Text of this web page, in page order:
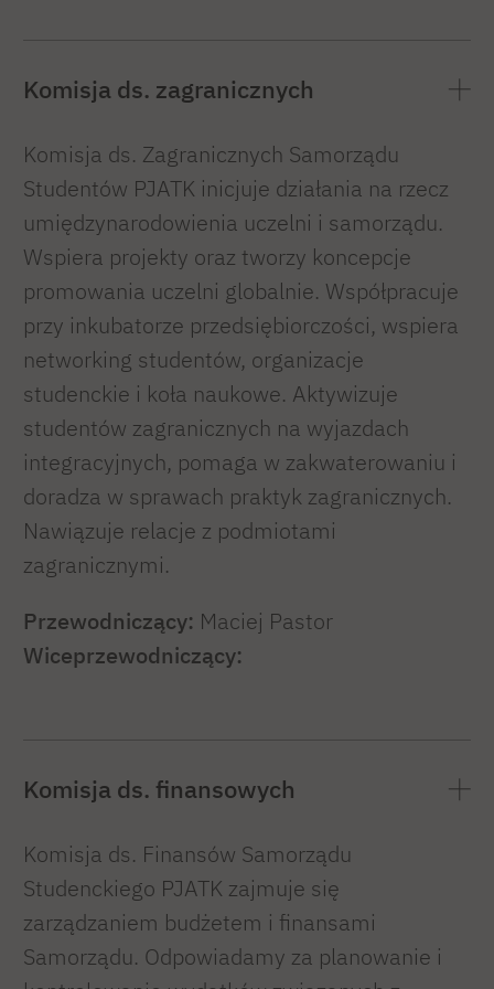
Komisja ds. zagranicznych
Komisja ds. Zagranicznych Samorządu
Studentów PJATK inicjuje działania na rzecz
umiędzynarodowienia uczelni i samorządu.
Wspiera projekty oraz tworzy koncepcje
promowania uczelni globalnie. Współpracuje
przy inkubatorze przedsiębiorczości, wspiera
networking studentów, organizacje
studenckie i koła naukowe. Aktywizuje
studentów zagranicznych na wyjazdach
integracyjnych, pomaga w zakwaterowaniu i
doradza w sprawach praktyk zagranicznych.
Nawiązuje relacje z podmiotami
zagranicznymi.
Przewodniczący: Maciej Pastor
Wiceprzewodniczący:
Komisja ds. finansowych
Komisja ds. Finansów Samorządu
Studenckiego PJATK zajmuje się
zarządzaniem budżetem i finansami
Samorządu. Odpowiadamy za planowanie i